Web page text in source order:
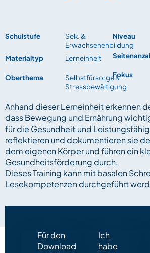
Schulstufe
Sek. &
Erwachsenenbildung
Materialtyp
Lerneinheit
Oberthema
Selbstfürsorge &
Stressbewältigung
Niveau
Fokus
Anhand dieser Lerneinheit erkennen
dass Bewegung und Ernährung
für die Gesundheit und
reflektieren und dokumentieren sie
dem eigenen Körper und führen ein
Gesundheitsförderung durch.
Dieses Training kann mit basalen
Lesekompetenzen durchgeführt
Für den
Download
Ich
habe